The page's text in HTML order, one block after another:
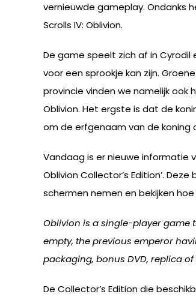
vernieuwde gameplay. Ondanks
Scrolls IV: Oblivion.
De game speelt zich af in
voor een sprookje kan zijn.
provincie vinden we namelijk ook
Oblivion. Het ergste is dat de
om de erfgenaam van de koning
Vandaag is er nieuwe informatie
Oblivion Collector’s Edition’.
schermen nemen en bekijken
Oblivion is a single-player game
empty, the previous emperor
packaging, bonus DVD, replica
De Collector’s Edition die